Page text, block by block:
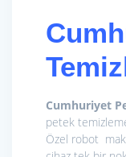
Cumhuriyet
petek
Özel robot